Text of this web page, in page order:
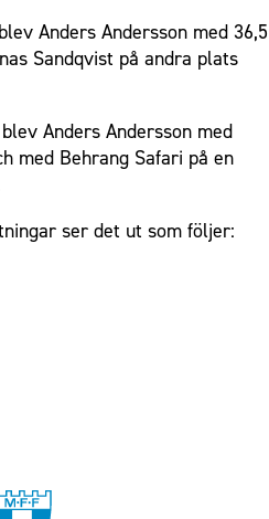
Anders Andersson med 36,5
Sandqvist på andra plats
Anders Andersson med
med Behrang Safari på en
ser det ut som följer: